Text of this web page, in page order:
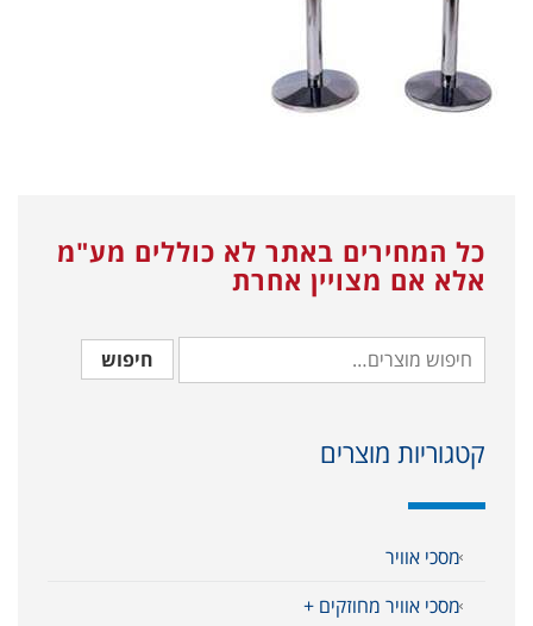
כל המחירים באתר לא כוללים מע"מ
אלא אם מצויין אחרת
חיפוש
קטגוריות מוצרים
מסכי אוויר
מסכי אוויר מחוזקים +